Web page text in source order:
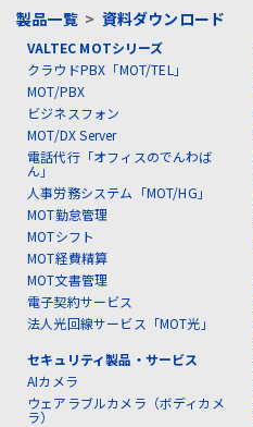
製品一覧> 資料ダウンロード
VALTEC MOTシリーズ
クラウドPBX「MOT/TEL」
MOT/PBX
ビジネスフォン
MOT/DX Server
電話代行「オフィスのでんわば
ん」
人事労務システム「MOT/HG」
MOT勤怠管理
MOTシフト
MOT経費精算
MOT文書管理
電子契約サービス
法人光回線サービス「MOT光」
セキュリティ製品・サービス
AIカメラ
ウェアラブルカメラ（ボディカメ
ラ）